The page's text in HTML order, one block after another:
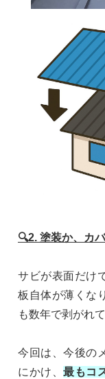
🔍2. 塗装か、カ
サビが表面だけ
板自体が薄くな
も数年で剥がれ
今回は、今後の
にかけ、最もコ